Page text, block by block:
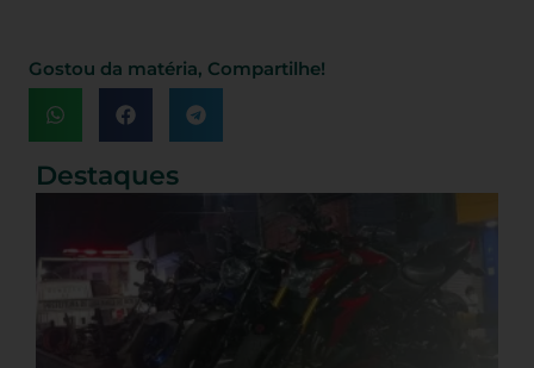
Gostou da matéria, Compartilhe!
Destaques